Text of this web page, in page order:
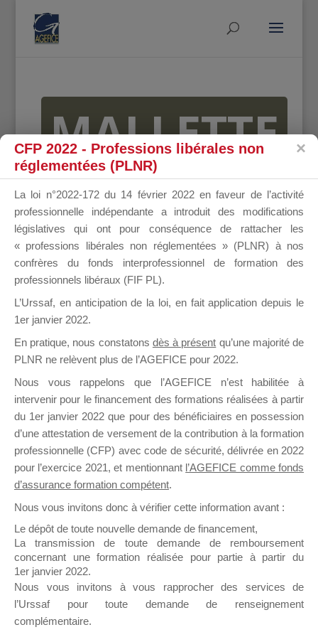
MALLETTE
DU
DIRIGEANT
Ce groupe est destiné aux Organismes de
Formation qui souhaitent répondre à l’Appel à
Propositions Mallette du Dirigeant.
sur lequel il est possible de laisser un message
ou poser une question.
NB : Il est nécessaire d’êtreinscrit(e)pour
pouvoir rejoindre ce groupe
CFP 2022 - Professions libérales non
réglementées (PLNR)
La loi n°2022-172 du 14 février 2022 en faveur de l’activité
professionnelle indépendante a introduit des modifications
législatives qui ont pour conséquence de rattacher les
« professions libérales non réglementées » (PLNR) à nos
confrères du fonds interprofessionnel de formation des
professionnels libéraux (FIF PL).
L’Urssaf, en anticipation de la loi, en fait application depuis le
1er janvier 2022.
En pratique, nous constatons dès à présent qu’une majorité de
PLNR ne relèvent plus de l’AGEFICE pour 2022.
Nous vous rappelons que l’AGEFICE n’est habilitée à
intervenir pour le financement des formations réalisées à partir
du 1er janvier 2022 que pour des bénéficiaires en possession
d’une attestation de versement de la contribution à la formation
professionnelle (CFP) avec code de sécurité, délivrée en 2022
pour l’exercice 2021, et mentionnant l’AGEFICE comme fonds
d’assurance formation compétent.
Nous vous invitons donc à vérifier cette information avant :
Le dépôt de toute nouvelle demande de financement,
La transmission de toute demande de remboursement
concernant une formation réalisée pour partie à partir du
1er janvier 2022.
Nous vous invitons à vous rapprocher des services de
l’Urssaf pour toute demande de renseignement
complémentaire.